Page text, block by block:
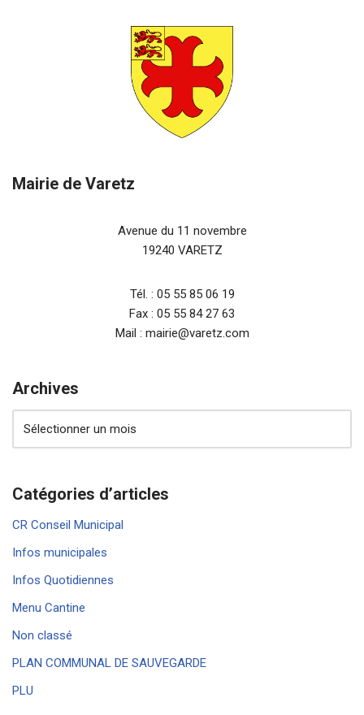
Mairie de Varetz
Avenue du 11 novembre
19240 VARETZ
Tél. : 05 55 85 06 19
Fax : 05 55 84 27 63
Mail : mairie@varetz.com
Archives
Catégories d’articles
CR Conseil Municipal
Infos municipales
Infos Quotidiennes
Menu Cantine
Non classé
PLAN COMMUNAL DE SAUVEGARDE
PLU